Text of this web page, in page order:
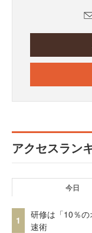
アクセスラン
今日
1
研修は「10％
速術